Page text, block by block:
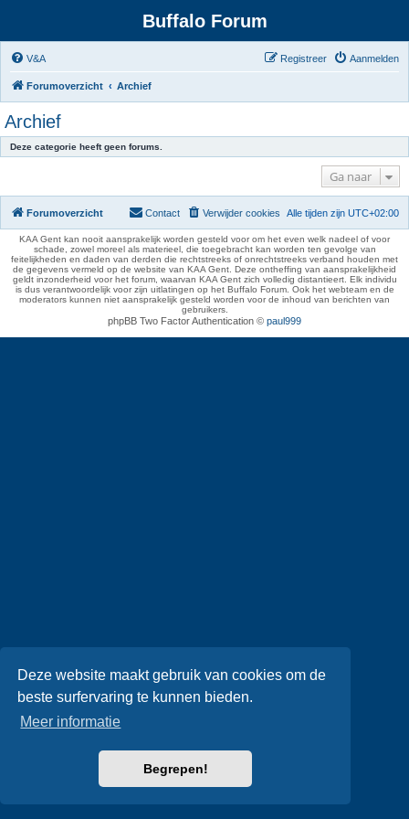
Deze website maakt gebruik van cookies om de
beste surfervaring te kunnen bieden.
Meer informatie
Begrepen!
Buffalo Forum
V&A Aanmelden
Registreer
Forumoverzicht Archief
Archief
Deze categorie heeft geen forums.
Ga naar
Forumoverzicht Alle tijden zijn UTC+02:00
Verwijder cookies
Contact
KAA Gent kan nooit aansprakelijk worden gesteld voor om het even welk nadeel of voor
schade, zowel moreel als materieel, die toegebracht kan worden ten gevolge van
feitelijkheden en daden van derden die rechtstreeks of onrechtstreeks verband houden met
de gegevens vermeld op de website van KAA Gent. Deze ontheffing van aansprakelijkheid
geldt inzonderheid voor het forum, waarvan KAA Gent zich volledig distantieert. Elk individu
is dus verantwoordelijk voor zijn uitlatingen op het Buffalo Forum. Ook het webteam en de
moderators kunnen niet aansprakelijk gesteld worden voor de inhoud van berichten van
gebruikers.
phpBB Two Factor Authentication © paul999